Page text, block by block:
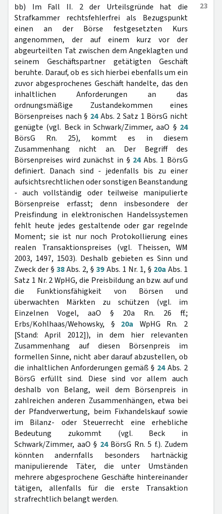
23
bb) Im Fall II. 2 der Urteilsgründe hat die
Strafkammer rechtsfehlerfrei als Bezugspunkt
einen an der Börse festgesetzten Kurs
angenommen, der auf einem kurz vor der
abgeurteilten Tat zwischen dem Angeklagten und
seinem Geschäftspartner getätigten Geschäft
beruhte. Darauf, ob es sich hierbei ebenfalls um ein
zuvor abgesprochenes Geschäft handelte, das den
inhaltlichen Anforderungen an das
ordnungsmäßige Zustandekommen eines
Börsenpreises nach § 24Abs. 2 Satz 1 BörsG nicht
genügte (vgl. Beck in Schwark/Zimmer, aaO § 24
BörsG Rn. 25), kommt es in diesem
Zusammenhang nicht an. Der Begriff des
Börsenpreises wird zunächst in § 24Abs. 1 BörsG
definiert. Danach sind - jedenfalls bis zu einer
aufsichtsrechtlichen oder sonstigen Beanstandung
- auch vollständig oder teilweise manipulierte
Börsenpreise erfasst; denn insbesondere der
Preisfindung in elektronischen Handelssystemen
fehlt heute jedes gestaltende oder gar regelnde
Moment; sie ist nur noch Protokollierung eines
realen Transaktionspreises (vgl. Theissen, WM
2003, 1497, 1503). Deshalb gebieten es Sinn und
Zweck der §38Abs. 2, §39Abs. 1 Nr. 1, § 20a Abs. 1
Satz 1 Nr. 2 WpHG, die Preisbildung an bzw. auf und
die Funktionsfähigkeit von Börsen und
überwachten Märkten zu schützen (vgl. im
Einzelnen Vogel, aaO § 20a Rn. 26 ff.;
Erbs/Kohlhaas/Wehowsky, § 20a WpHG Rn. 2
[Stand: April 2012]), in dem hier relevanten
Zusammenhang auf diesen Börsenpreis im
formellen Sinne, nicht aber darauf abzustellen, ob
die inhaltlichen Anforderungen gemäß § 24Abs. 2
BörsG erfüllt sind. Diese sind vor allem auch
deshalb von Belang, weil dem Börsenpreis in
zahlreichen anderen Zusammenhängen, etwa bei
der Pfandverwertung, beim Fixhandelskauf sowie
im Bilanz- oder Steuerrecht eine erhebliche
Bedeutung zukommt (vgl. Beck in
Schwark/Zimmer, aaO § 24BörsG Rn. 5 f.). Zudem
könnten andernfalls besonders hartnäckig
manipulierende Täter, die unter Umständen
mehrere abgesprochene Geschäfte hintereinander
tätigen, allenfalls für die erste Transaktion
strafrechtlich belangt werden.